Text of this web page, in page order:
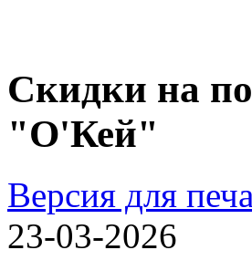
Скидки на
"О'Кей"
Версия для
23-03-2026